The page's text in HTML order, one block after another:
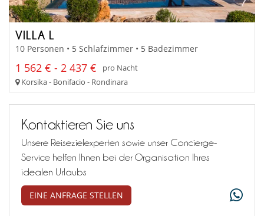
VILLA L
10 Personen • 5 Schlafzimmer • 5 Badezimmer
1 562 € - 2 437 €
pro Nacht
Korsika - Bonifacio - Rondinara
Kontaktieren Sie uns
Unsere Reisezielexperten sowie unser Concierge-
Service helfen Ihnen bei der Organisation Ihres
idealen Urlaubs
EINE ANFRAGE STELLEN